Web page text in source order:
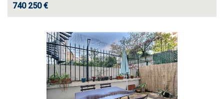
740 250 €